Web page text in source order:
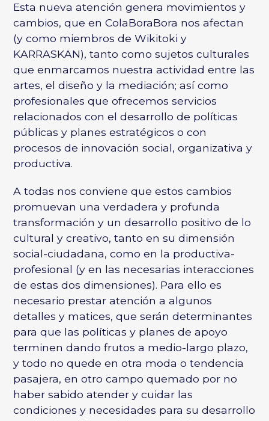
Esta nueva atención genera movimientos y
cambios, que en ColaBoraBora nos afectan
(y como miembros de Wikitoki y
KARRASKAN), tanto como sujetos culturales
que enmarcamos nuestra actividad entre las
artes, el diseño y la mediación; así como
profesionales que ofrecemos servicios
relacionados con el desarrollo de políticas
públicas y planes estratégicos o con
procesos de innovación social, organizativa y
productiva.
A todas nos conviene que estos cambios
promuevan una verdadera y profunda
transformación y un desarrollo positivo de lo
cultural y creativo, tanto en su dimensión
social-ciudadana, como en la productiva-
profesional (y en las necesarias interacciones
de estas dos dimensiones). Para ello es
necesario prestar atención a algunos
detalles y matices, que serán determinantes
para que las políticas y planes de apoyo
terminen dando frutos a medio-largo plazo,
y todo no quede en otra moda o tendencia
pasajera, en otro campo quemado por no
haber sabido atender y cuidar las
condiciones y necesidades para su desarrollo